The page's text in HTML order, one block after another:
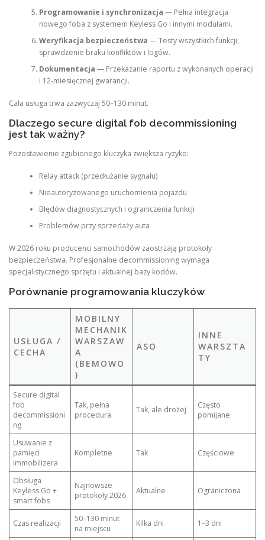
Programowanie i synchronizacja — Pełna integracja
nowego foba z systemem Keyless Go i innymi modułami.
Weryfikacja bezpieczeństwa — Testy wszystkich funkcji,
sprawdzenie braku konfliktów i logów.
Dokumentacja — Przekazanie raportu z wykonanych operacji
i 12-miesięcznej gwarancji.
Cała usługa trwa zazwyczaj 50–130 minut.
Dlaczego secure digital fob decommissioning
jest tak ważny?
Pozostawienie zgubionego kluczyka zwiększa ryzyko:
Relay attack (przedłużanie sygnału)
Nieautoryzowanego uruchomienia pojazdu
Błędów diagnostycznych i ograniczenia funkcji
Problemów przy sprzedaży auta
W 2026 roku producenci samochodów zaostrzają protokoły
bezpieczeństwa. Profesjonalne decommissioning wymaga
specjalistycznego sprzętu i aktualnej bazy kodów.
Porównanie programowania kluczyków
USŁUGA /
CECHA
MOBILNY
MECHANIK
WARSZAW
A
(BEMOWO
)
ASO
INNE
WARSZTA
TY
Secure digital
fob
decommissioni
ng
Tak, pełna
procedura
Tak, ale drożej
Często
pomijane
Usuwanie z
pamięci
immobilizera
Kompletne Tak Częściowe
Obsługa
Keyless Go +
smart fobs
Najnowsze
protokoły 2026
Aktualne Ograniczona
Czas realizacji
50–130 minut
na miejscu
Kilka dni 1–3 dni